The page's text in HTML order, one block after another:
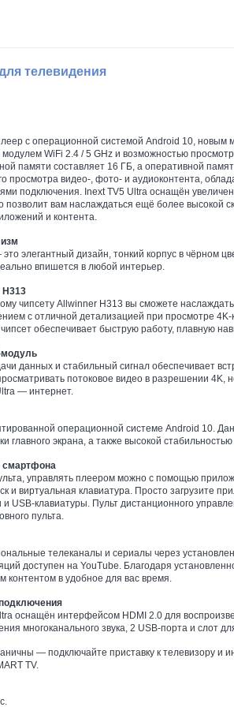
телевидения
с операционной системой Android 10,
WiFi 2.4 / 5 GHz и возможностью
памяти составляет 16 ГБ, а оперативной
просмотра видео-, фото- и аудиоконтента,
подключения. Inext TV5 Ultra оснащён
позволит вам наслаждаться ещё более высокой
и контента.
элегантный дизайн, тонкий корпус в чёрном
впишется в любой интерьер.
чипсету Allwinner H313 вы сможете
с отличной детализацией при просмотре 4K-
обеспечивает быструю работу, плавную
модуль
данных и стабильный сигнал обеспечивает
потоковое видео в разрешении
— интернет.
операционной системе Android 10.
главного экрана, а также высокой
смартфона
управлять плеером можно с помощью
и виртуальная клавиатура. Просто загрузите
USB-клавиатуры. Пульт дистанционного
пульта.
телеканалы и сериалы через
доступен на YouTube. Благодаря
в удобное для вас время.
оснащён интерфейсом HDMI 2.0 для
многоканального звука, 2 USB-порта и
— подключайте приставку к телевизору
TV.